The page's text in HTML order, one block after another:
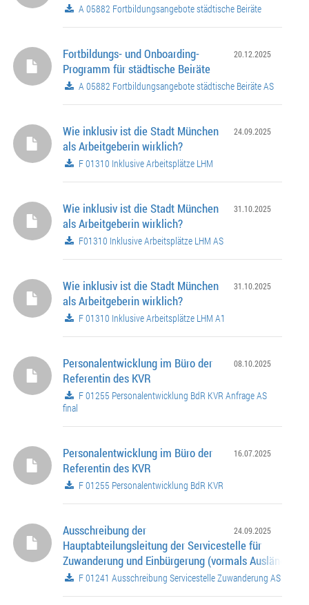
A 05882 Fortbildungsangebote städtische Beiräte
20.12.2025
Fortbildungs- und Onboarding-
Programm für städtische Beiräte
A 05882 Fortbildungsangebote städtische Beiräte AS
24.09.2025
Wie inklusiv ist die Stadt München
als Arbeitgeberin wirklich?
F 01310 Inklusive Arbeitsplätze LHM
31.10.2025
Wie inklusiv ist die Stadt München
als Arbeitgeberin wirklich?
F01310 Inklusive Arbeitsplätze LHM AS
31.10.2025
Wie inklusiv ist die Stadt München
als Arbeitgeberin wirklich?
F 01310 Inklusive Arbeitsplätze LHM A1
08.10.2025
Personalentwicklung im Büro der
Referentin des KVR
F 01255 Personalentwicklung BdR KVR Anfrage AS
final
16.07.2025
Personalentwicklung im Büro der
Referentin des KVR
F 01255 Personalentwicklung BdR KVR
24.09.2025
Ausschreibung der
Hauptabteilungsleitung der Servicestelle für
Zuwanderung und Einbürgerung (vormals
F 01241 Ausschreibung Servicestelle Zuwanderung AS